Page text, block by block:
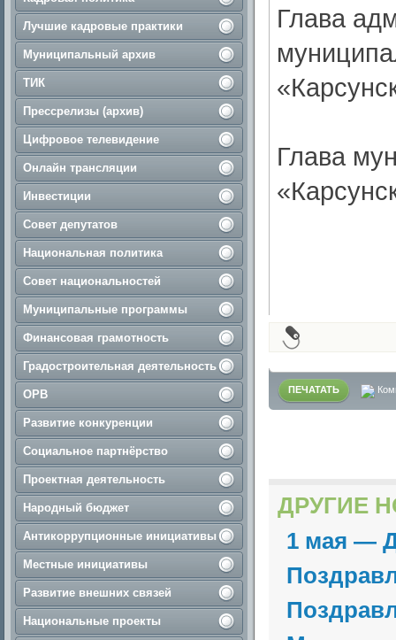
Лучшие кадровые практики
Муниципальный архив
ТИК
Прессрелизы (архив)
Цифровое телевидение
Онлайн трансляции
Инвестиции
Совет депутатов
Национальная политика
Совет национальностей
Муниципальные программы
Финансовая грамотность
Градостроительная деятельность
ОРВ
Развитие конкуренции
Социальное партнёрство
Проектная деятельность
Народный бюджет
Антикоррупционные инициативы
Местные инициативы
Развитие внешних связей
Национальные проекты
Глава
Глава
ПЕЧАТАТЬ
ДРУГИЕ
1 мая —